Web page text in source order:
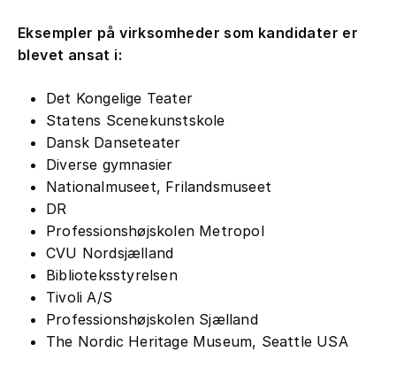
Eksempler på virksomheder som kandidater er
blevet ansat i:
Det Kongelige Teater
Statens Scenekunstskole
Dansk Danseteater
Diverse gymnasier
Nationalmuseet, Frilandsmuseet
DR
Professionshøjskolen Metropol
CVU Nordsjælland
Biblioteksstyrelsen
Tivoli A/S
Professionshøjskolen Sjælland
The Nordic Heritage Museum, Seattle USA